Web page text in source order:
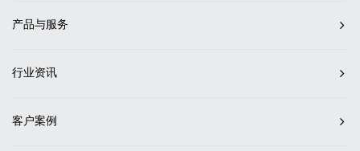
产品与服务
行业资讯
客户案例